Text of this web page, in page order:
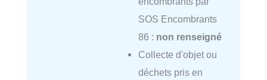
SOS Encombrants
86 : non renseigné
Collecte d'objet ou
déchets pris en